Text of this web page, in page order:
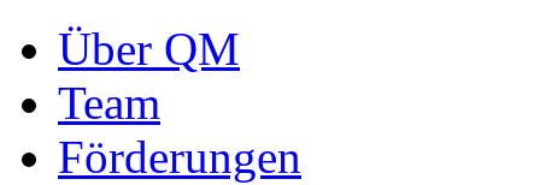
Über QM
Team
Förderungen